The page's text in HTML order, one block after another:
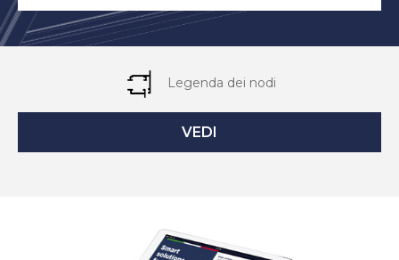
Legenda dei nodi
VEDI